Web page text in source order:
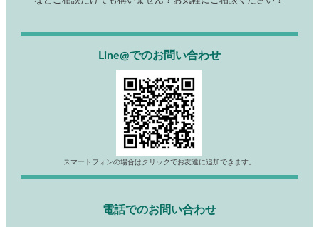
Line@でのお問い合わせ
スマートフォンの場合はクリックでお友達に追加できます。
電話でのお問い合わせ